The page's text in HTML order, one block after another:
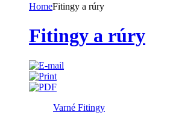
HomeFitingy a rúry
Fitingy a rúry
Varné Fitingy